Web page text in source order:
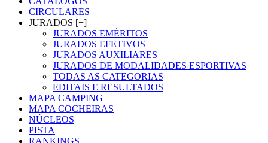
CIRCULARES
JURADOS [+]
JURADOS EMÉRITOS
JURADOS EFETIVOS
JURADOS AUXILIARES
JURADOS DE MODALIDADES ESPORTIVAS
TODAS AS CATEGORIAS
EDITAIS E RESULTADOS
MAPA CAMPING
MAPA COCHEIRAS
NÚCLEOS
PISTA